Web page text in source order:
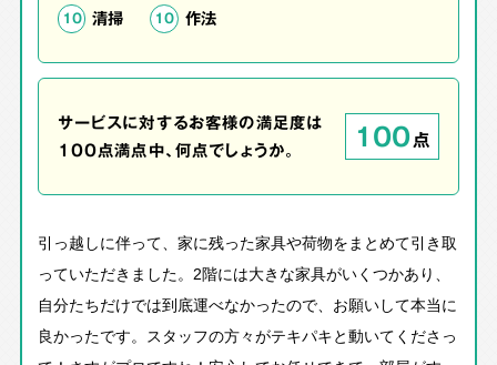
10 清掃 10 作法
サービスに対するお客様の満足度は
100点満点中、何点でしょうか。
100点
引っ越しに伴って、家に残った家具や荷物をまとめて引き取
っていただきました。2階には大きな家具がいくつかあり、
自分たちだけでは到底運べなかったので、お願いして本当に
良かったです。スタッフの方々がテキパキと動いてくださっ